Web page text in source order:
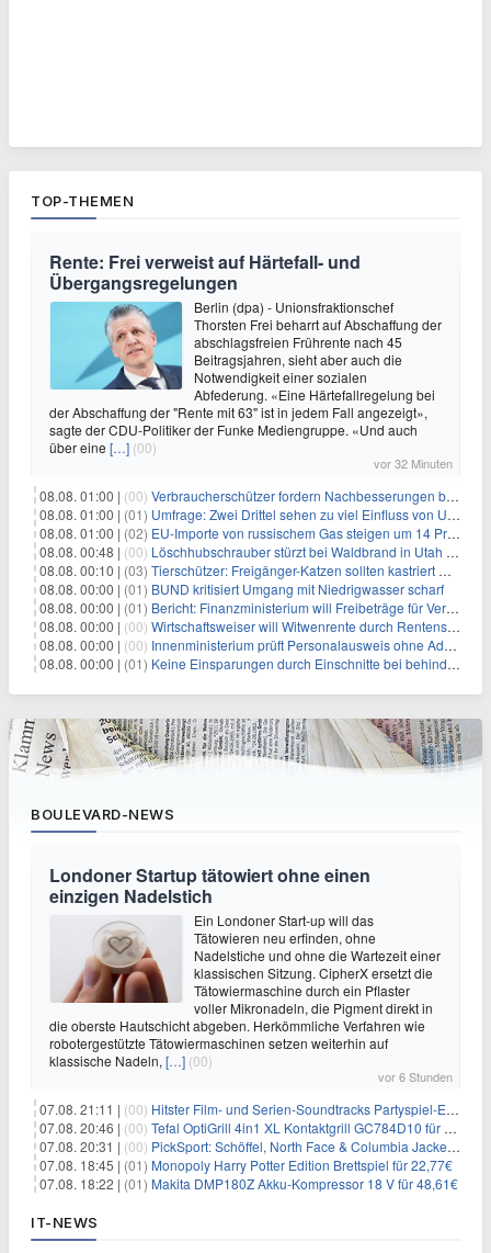
TOP-THEMEN
Rente: Frei verweist auf Härtefall- und
Übergangsregelungen
Berlin (dpa) - Unionsfraktionschef
Thorsten Frei beharrt auf Abschaffung der
abschlagsfreien Frührente nach 45
Beitragsjahren, sieht aber auch die
Notwendigkeit einer sozialen
Abfederung. «Eine Härtefallregelung bei
der Abschaffung der "Rente mit 63" ist in jedem Fall angezeigt»,
sagte der CDU-Politiker der Funke Mediengruppe. «Und auch
über eine […] (00)
vor 32 Minuten
08.08. 01:00 | (00) Verbraucherschützer fordern Nachbesserungen bei Frühstartrente
08.08. 01:00 | (01) Umfrage: Zwei Drittel sehen zu viel Einfluss von US-Tech-Konzernen
08.08. 01:00 | (02) EU-Importe von russischem Gas steigen um 14 Prozent
08.08. 00:48 | (00) Löschhubschrauber stürzt bei Waldbrand in Utah ab
08.08. 00:10 | (03) Tierschützer: Freigänger-Katzen sollten kastriert werden
08.08. 00:00 | (01) BUND kritisiert Umgang mit Niedrigwasser scharf
08.08. 00:00 | (01) Bericht: Finanzministerium will Freibeträge für Vereine senken
08.08. 00:00 | (00) Wirtschaftsweiser will Witwenrente durch Rentensplitting ersetzen
08.08. 00:00 | (00) Innenministerium prüft Personalausweis ohne Adresse
08.08. 00:00 | (01) Keine Einsparungen durch Einschnitte bei behinderten Kindern
BOULEVARD-NEWS
Londoner Startup tätowiert ohne einen
einzigen Nadelstich
Ein Londoner Start-up will das
Tätowieren neu erfinden, ohne
Nadelstiche und ohne die Wartezeit einer
klassischen Sitzung. CipherX ersetzt die
Tätowiermaschine durch ein Pflaster
voller Mikronadeln, die Pigment direkt in
die oberste Hautschicht abgeben. Herkömmliche Verfahren wie
robotergestützte Tätowiermaschinen setzen weiterhin auf
klassische Nadeln, […] (00)
vor 6 Stunden
07.08. 21:11 | (00) Hitster Film- und Serien-Soundtracks Partyspiel-Erweiterung für 6,99€
07.08. 20:46 | (00) Tefal OptiGrill 4in1 XL Kontaktgrill GC784D10 für 239,99€
07.08. 20:31 | (00) PickSport: Schöffel, North Face & Columbia Jacken ab 39,60€
07.08. 18:45 | (01) Monopoly Harry Potter Edition Brettspiel für 22,77€
07.08. 18:22 | (01) Makita DMP180Z Akku-Kompressor 18 V für 48,61€
IT-NEWS